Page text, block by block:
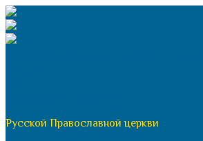
Перейти
к
содержимому
Русской Православной церкви